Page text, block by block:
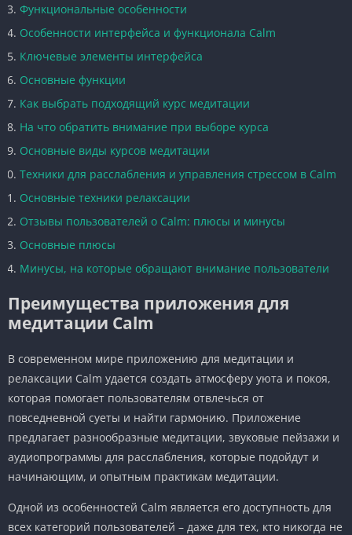
Функциональные особенности
Особенности интерфейса и функционала Calm
Ключевые элементы интерфейса
Основные функции
Как выбрать подходящий курс медитации
На что обратить внимание при выборе курса
Основные виды курсов медитации
Техники для расслабления и управления стрессом в Calm
Основные техники релаксации
Отзывы пользователей о Calm: плюсы и минусы
Основные плюсы
Минусы, на которые обращают внимание пользователи
Преимущества приложения для
медитации Calm
В современном мире приложению для медитации и
релаксации Calm удается создать атмосферу уюта и покоя,
которая помогает пользователям отвлечься от
повседневной суеты и найти гармонию. Приложение
предлагает разнообразные медитации, звуковые пейзажи и
аудиопрограммы для расслабления, которые подойдут и
начинающим, и опытным практикам медитации.
Одной из особенностей Calm является его доступность для
всех категорий пользователей – даже для тех, кто никогда не